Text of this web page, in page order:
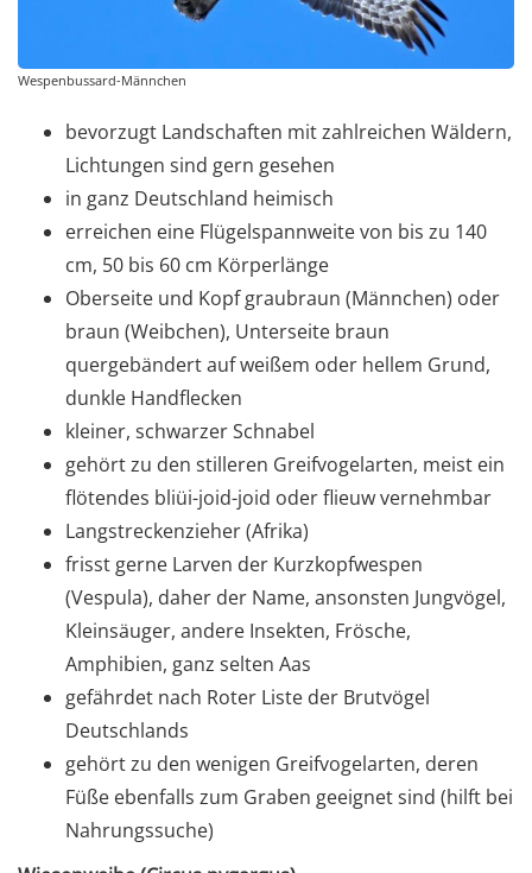
Wespenbussard-Männchen
bevorzugt Landschaften mit zahlreichen Wäldern,
Lichtungen sind gern gesehen
in ganz Deutschland heimisch
erreichen eine Flügelspannweite von bis zu 140
cm, 50 bis 60 cm Körperlänge
Oberseite und Kopf graubraun (Männchen) oder
braun (Weibchen), Unterseite braun
quergebändert auf weißem oder hellem Grund,
dunkle Handflecken
kleiner, schwarzer Schnabel
gehört zu den stilleren Greifvogelarten, meist ein
flötendes bliüi-joid-joid oder flieuw vernehmbar
Langstreckenzieher (Afrika)
frisst gerne Larven der Kurzkopfwespen
(Vespula), daher der Name, ansonsten Jungvögel,
Kleinsäuger, andere Insekten, Frösche,
Amphibien, ganz selten Aas
gefährdet nach Roter Liste der Brutvögel
Deutschlands
gehört zu den wenigen Greifvogelarten, deren
Füße ebenfalls zum Graben geeignet sind (hilft bei
Nahrungssuche)